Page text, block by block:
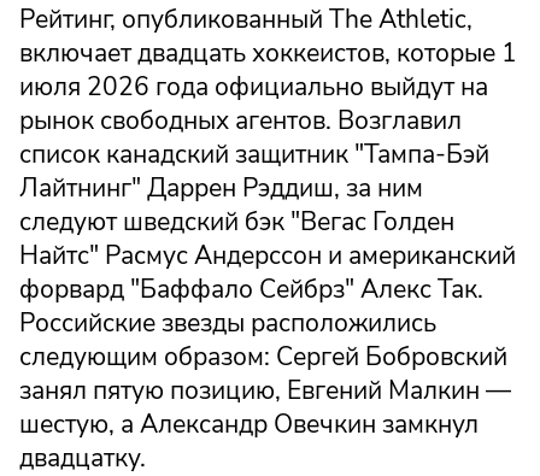
Рейтинг, опубликованный The Athletic,
включает двадцать хоккеистов, которые 1
июля 2026 года официально выйдут на
рынок свободных агентов. Возглавил
список канадский защитник "Тампа-Бэй
Лайтнинг" Даррен Рэддиш, за ним
следуют шведский бэк "Вегас Голден
Найтс" Расмус Андерссон и американский
форвард "Баффало Сейбрз" Алекс Так.
Российские звезды расположились
следующим образом: Сергей Бобровский
занял пятую позицию, Евгений Малкин —
шестую, а Александр Овечкин замкнул
двадцатку.